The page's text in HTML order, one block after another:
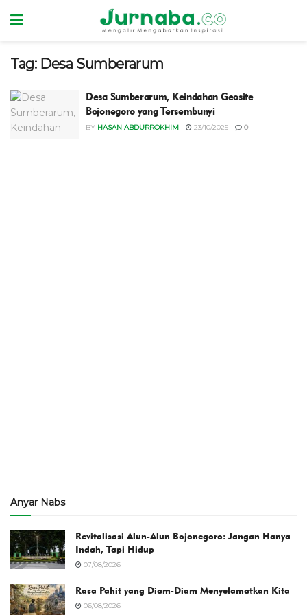
Tag: Desa Sumberarum
Desa Sumberarum, Keindahan Geosite
Bojonegoro yang Tersembunyi
BY HASAN ABDURROKHIM 23/10/2025 0
Anyar Nabs
Revitalisasi Alun-Alun Bojonegoro: Jangan Hanya
Indah, Tapi Hidup
07/08/2026
Rasa Pahit yang Diam-Diam Menyelamatkan Kita
06/08/2026